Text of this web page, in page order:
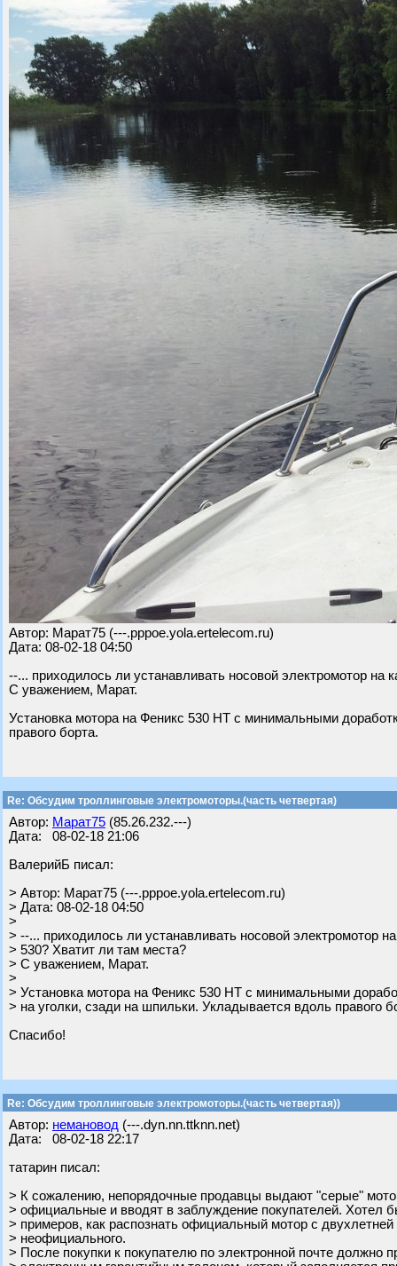
Автор: Марат75 (---.pppoe.yola.ertelecom.ru)
Дата: 08-02-18 04:50
--... приходилось ли устанавливать носовой электромотор на
С уважением, Марат.
Установка мотора на Феникс 530 НТ с минимальными
правого борта.
Re: Обсудим троллинговые электромоторы.(часть четвертая)
Автор: Марат75 (85.26.232.---)
Дата: 08-02-18 21:06
ВалерийБ писал:
> Автор: Марат75 (---.pppoe.yola.ertelecom.ru)
> Дата: 08-02-18 04:50
>
> --... приходилось ли устанавливать носовой электромотор
> 530? Хватит ли там места?
> С уважением, Марат.
>
> Установка мотора на Феникс 530 НТ с минимальными
> на уголки, сзади на шпильки. Укладывается вдоль правого
Спасибо!
Re: Обсудим троллинговые электромоторы.(часть четвертая))
Автор: немановод (---.dyn.nn.ttknn.net)
Дата: 08-02-18 22:17
татарин писал:
> К сожалению, непорядочные продавцы выдают "серые"
> официальные и вводят в заблуждение покупателей. Хотел
> примеров, как распознать официальный мотор с двухлетней
> неофициального.
> После покупки к покупателю по электронной почте должно